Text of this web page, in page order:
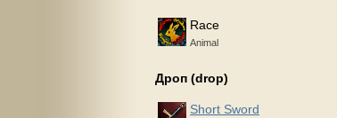
Race
Animal
Дроп (drop)
Short Sword